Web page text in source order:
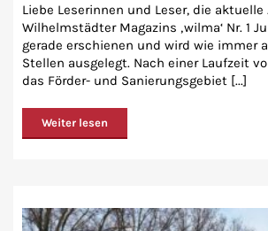
Liebe Leserinnen und Leser, die aktuelle
Wilhelmstädter Magazins ‚wilma‘ Nr. 1
gerade erschienen und wird wie immer
Stellen ausgelegt. Nach einer Laufzeit
das Förder- und Sanierungsgebiet [...]
Weiter lesen